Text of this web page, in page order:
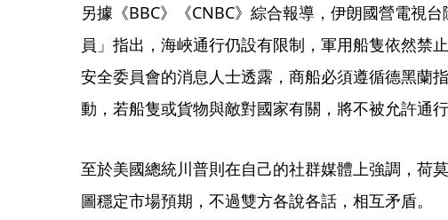
另據《BBC》《CNBC》綜合報導，伊朗國營電視
員」指出，海峽通行仍設有限制，軍用船隻依然禁
安全委員會的消息人士透露，商船必須遵循德黑蘭
動，若船隻或貨物與敵對國家有關，將不被允許通行
至於美國總統川普則在自己的社群媒體上強調，荷
圖穩定市場預期，不過雙方各說各話，相互矛盾。